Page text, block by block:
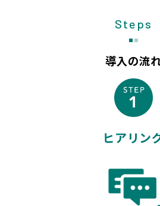
Steps
導入の流
ヒアリン